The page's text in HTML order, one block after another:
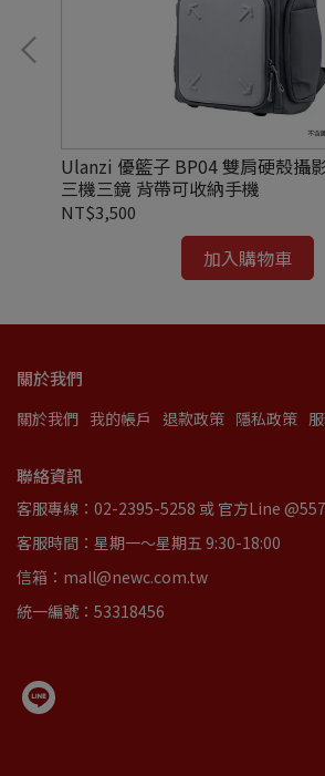
Ulanzi 優籃子 BP04 雙肩硬殼攝
三機三鏡 背帶可收納手機
NT$3,500
加入購物車
關於我們
關於我們 我的帳戶 退款政策 隱私政策
聯絡資訊
客服專線：02-2395-5258 或 官方Line
客服時間：星期一～星期五 9:30-18:00
信箱：mall@newc.com.tw
統一編號：53318456